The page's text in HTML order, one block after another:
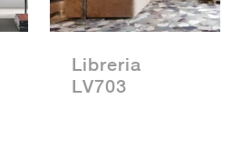
Libreria
LV703